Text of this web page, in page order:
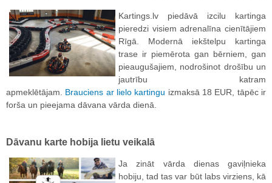
Kartings.lv piedāvā izcilu kartinga
pieredzi visiem adrenalīna cienītājiem
Rīgā. Modernā iekštelpu kartinga
trase ir piemērota gan bērniem, gan
pieaugušajiem, nodrošinot drošību un
jautrību katram
apmeklētājam. Brauciens ar lielo kartingu izmaksā 18 EUR, tāpēc ir
forša un pieejama dāvana vārda dienā.
Dāvanu karte hobija lietu veikalā
Ja zināt vārda dienas gaviļnieka
hobiju, tad tas var būt labs virziens, kā